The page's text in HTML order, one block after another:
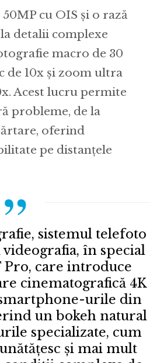
cu OIS și o rază
detalii complexe
macro de 30
de 10x și zoom ultra
Acest lucru permite
probleme, de la
oferind
pe distanțele
sistemul telefoto
în special
Pro, care introduce
cinematografică 4K
urile din
un bokeh natural
specializate, cum
și mai mult